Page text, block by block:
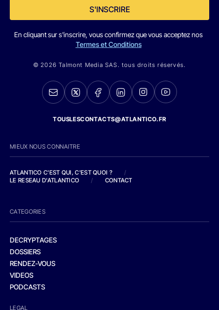
S'INSCRIRE
En cliquant sur s'inscrire, vous confirmez que vous acceptez nos
Termes et Conditions
© 2026 Talmont Media SAS. tous droits réservés.
TOUSLESCONTACTS@ATLANTICO.FR
MIEUX NOUS CONNAITRE
ATLANTICO C'EST QUI, C'EST QUOI ?
/
LE RESEAU D'ATLANTICO
/ CONTACT
CATEGORIES
DECRYPTAGES
DOSSIERS
RENDEZ-VOUS
VIDEOS
PODCASTS
LEGAL